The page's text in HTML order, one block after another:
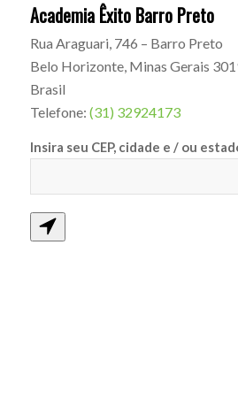
Academia Êxito Barro Preto
Rua Araguari, 746 – Barro Preto
Belo Horizonte, Minas Gerais
Brasil
Telefone: (31) 32924173
Insira seu CEP, cidade e / ou